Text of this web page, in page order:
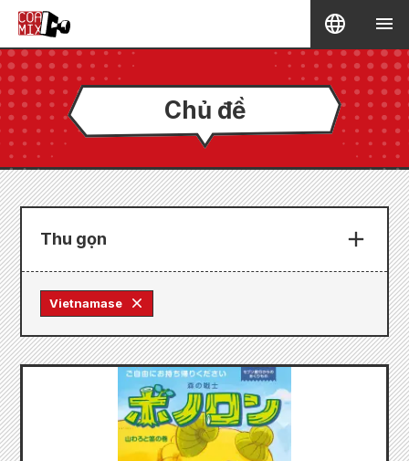
Chủ đề
Thu gọn
Vietnamase